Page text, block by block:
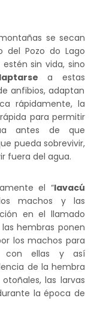
se secan
Pozo do Lago
sin vida, sino
a estas
anfibios, adaptan
rápidamente, la
para permitir
antes de que
pueda sobrevivir,
fuera del agua.
el “lavacú
machos y las
en el llamado
hembras ponen
los machos para
con ellas y así
de la hembra
las larvas
la época de